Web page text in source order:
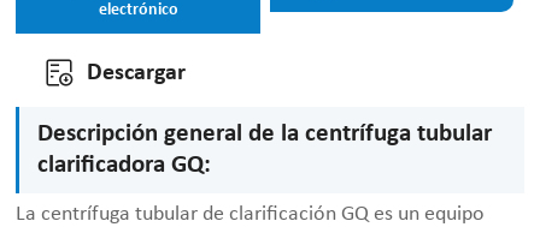
electrónico
Descargar
Descripción general de la centrífuga tubular
clarificadora GQ:
La centrífuga tubular de clarificación GQ es un equipo